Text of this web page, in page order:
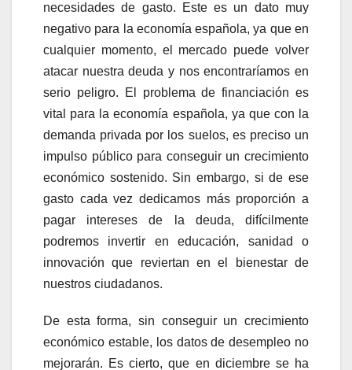
necesidades de gasto. Este es un dato muy
negativo para la economía española, ya que en
cualquier momento, el mercado puede volver
atacar nuestra deuda y nos encontraríamos en
serio peligro. El problema de financiación es
vital para la economía española, ya que con la
demanda privada por los suelos, es preciso un
impulso público para conseguir un crecimiento
económico sostenido. Sin embargo, si de ese
gasto cada vez dedicamos más proporción a
pagar intereses de la deuda, difícilmente
podremos invertir en educación, sanidad o
innovación que reviertan en el bienestar de
nuestros ciudadanos.
De esta forma, sin conseguir un crecimiento
económico estable, los datos de desempleo no
mejorarán. Es cierto, que en diciembre se ha